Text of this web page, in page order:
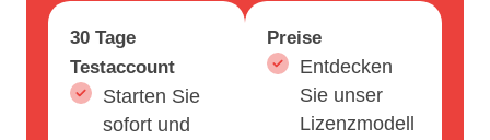
30 Tage
Testaccount
Starten Sie
sofort und
Preise
Entdecken
Sie unser
Lizenzmodell